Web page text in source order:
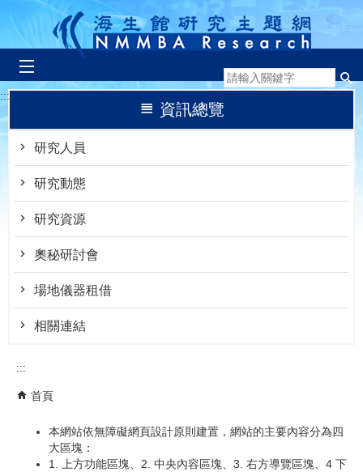
跳到主要內容區塊
:::
資訊總覽
研究人員
研究動態
研究資源
奧秘研討會
場地儀器租借
相關連結
:::
首頁
本網站依無障礙網頁設計原則建置，網站的主要內容分為四
大區塊：
1. 上方功能區塊、2. 中央內容區塊、3. 右方導覽區塊、4 下